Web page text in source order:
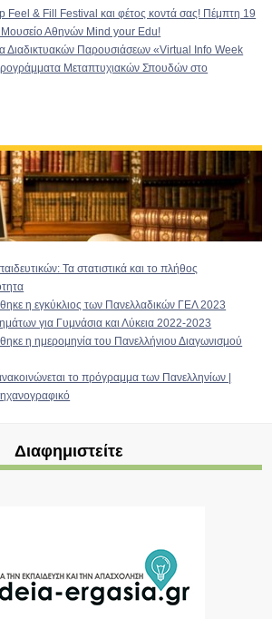
Feel & Fill Festival και φέτος κοντά σας! Πέμπτη 19
Αθηνών Mind your Edu!
Διαδικτυακών Παρουσιάσεων «Virtual Info Week
Μεταπτυχιακών Σπουδών στο
Τα στατιστικά και το πλήθος
η εγκύκλιος των Πανελλαδικών ΓΕΛ 2023
για Γυμνάσια και Λύκεια 2022-2023
η ημερομηνία του Πανελλήνιου Διαγωνισμού
το πρόγραμμα των Πανελληνίων |
Διαφημιστείτε